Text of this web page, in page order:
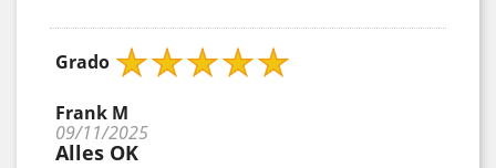
Grado
Frank M
09/11/2025
Alles OK